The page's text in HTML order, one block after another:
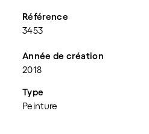
Référence
3453
Année de création
2018
Type
Peinture